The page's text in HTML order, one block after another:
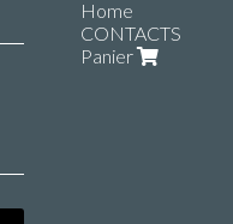
Home
CONTACTS
Panier